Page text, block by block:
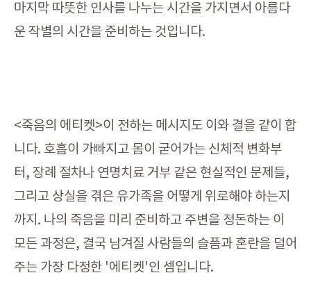
마지막 따뜻한 인사를 나누는 시간을 가지면서 아름다
운 작별의 시간을 준비하는 것입니다.
<죽음의 에티켓>이 전하는 메시지도 이와 결을 같이 합
니다. 호흡이 가빠지고 몸이 굳어가는 신체적 변화부
터, 장례 절차나 연명치료 거부 같은 현실적인 문제들,
그리고 상실을 겪은 유가족을 어떻게 위로해야 하는지
까지. 나의 죽음을 미리 준비하고 주변을 정돈하는 이
모든 과정은, 결국 남겨질 사람들의 슬픔과 혼란을 덜어
주는 가장 다정한 '에티켓'인 셈입니다.